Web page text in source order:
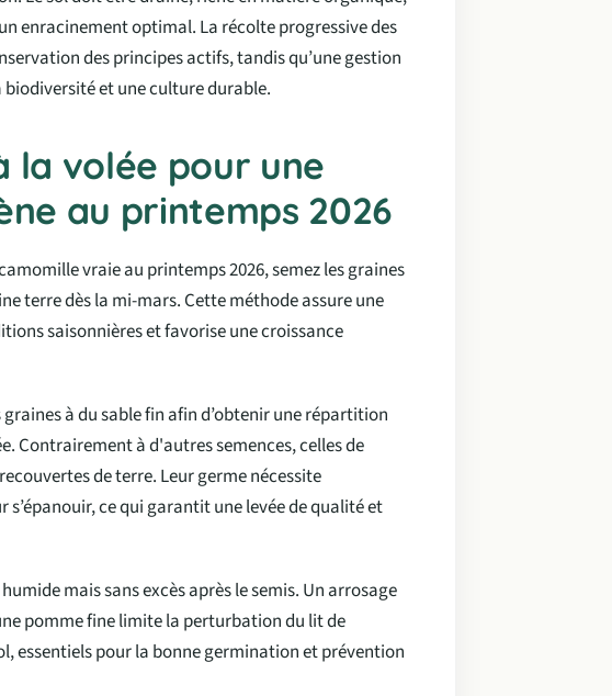
enracinement optimal. La récolte progressive des
des principes actifs, tandis qu’une gestion
et une culture durable.
la volée pour une
au printemps 2026
vraie au printemps 2026, semez les graines
terre dès la mi-mars. Cette méthode assure une
saisonnières et favorise une croissance
à du sable fin afin d’obtenir une répartition
Contrairement à d'autres semences, celles de
de terre. Leur germe nécessite
ce qui garantit une levée de qualité et
mais sans excès après le semis. Un arrosage
pomme fine limite la perturbation du lit de
essentiels pour la bonne germination et prévention